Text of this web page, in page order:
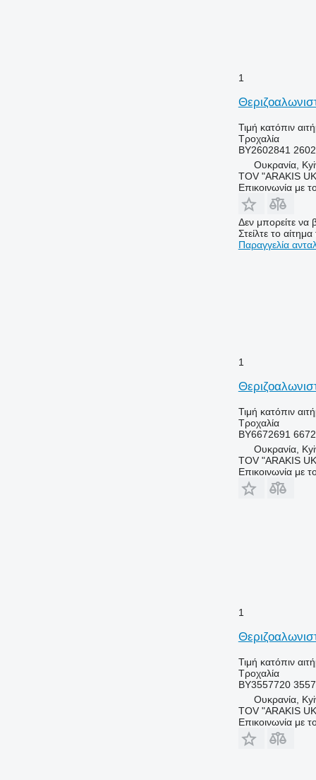
1
Τιμή κατόπιν
Τροχαλία
BY2602841
Ουκρανία,
TOV "ARAKIS
Επικοινωνία με
Δεν μπορείτε να
Στείλτε το
Παραγγελία
1
Τιμή κατόπιν
Τροχαλία
BY6672691
Ουκρανία,
TOV "ARAKIS
Επικοινωνία με
1
Τιμή κατόπιν
Τροχαλία
BY3557720
Ουκρανία,
TOV "ARAKIS
Επικοινωνία με